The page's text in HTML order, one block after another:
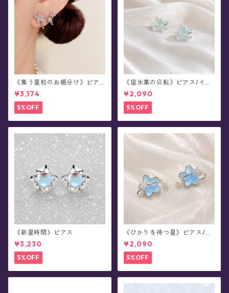
《集う星粒のお裾分け》ピア
ス
¥3,174
5%OFF
《宙氷菓の公転》ピアス/イヤ
リング
¥2,090
5%OFF
《新星時間》ピアス
¥3,230
5%OFF
《ひかりを待つ星》ピアス/イ
ヤリング
¥2,090
5%OFF